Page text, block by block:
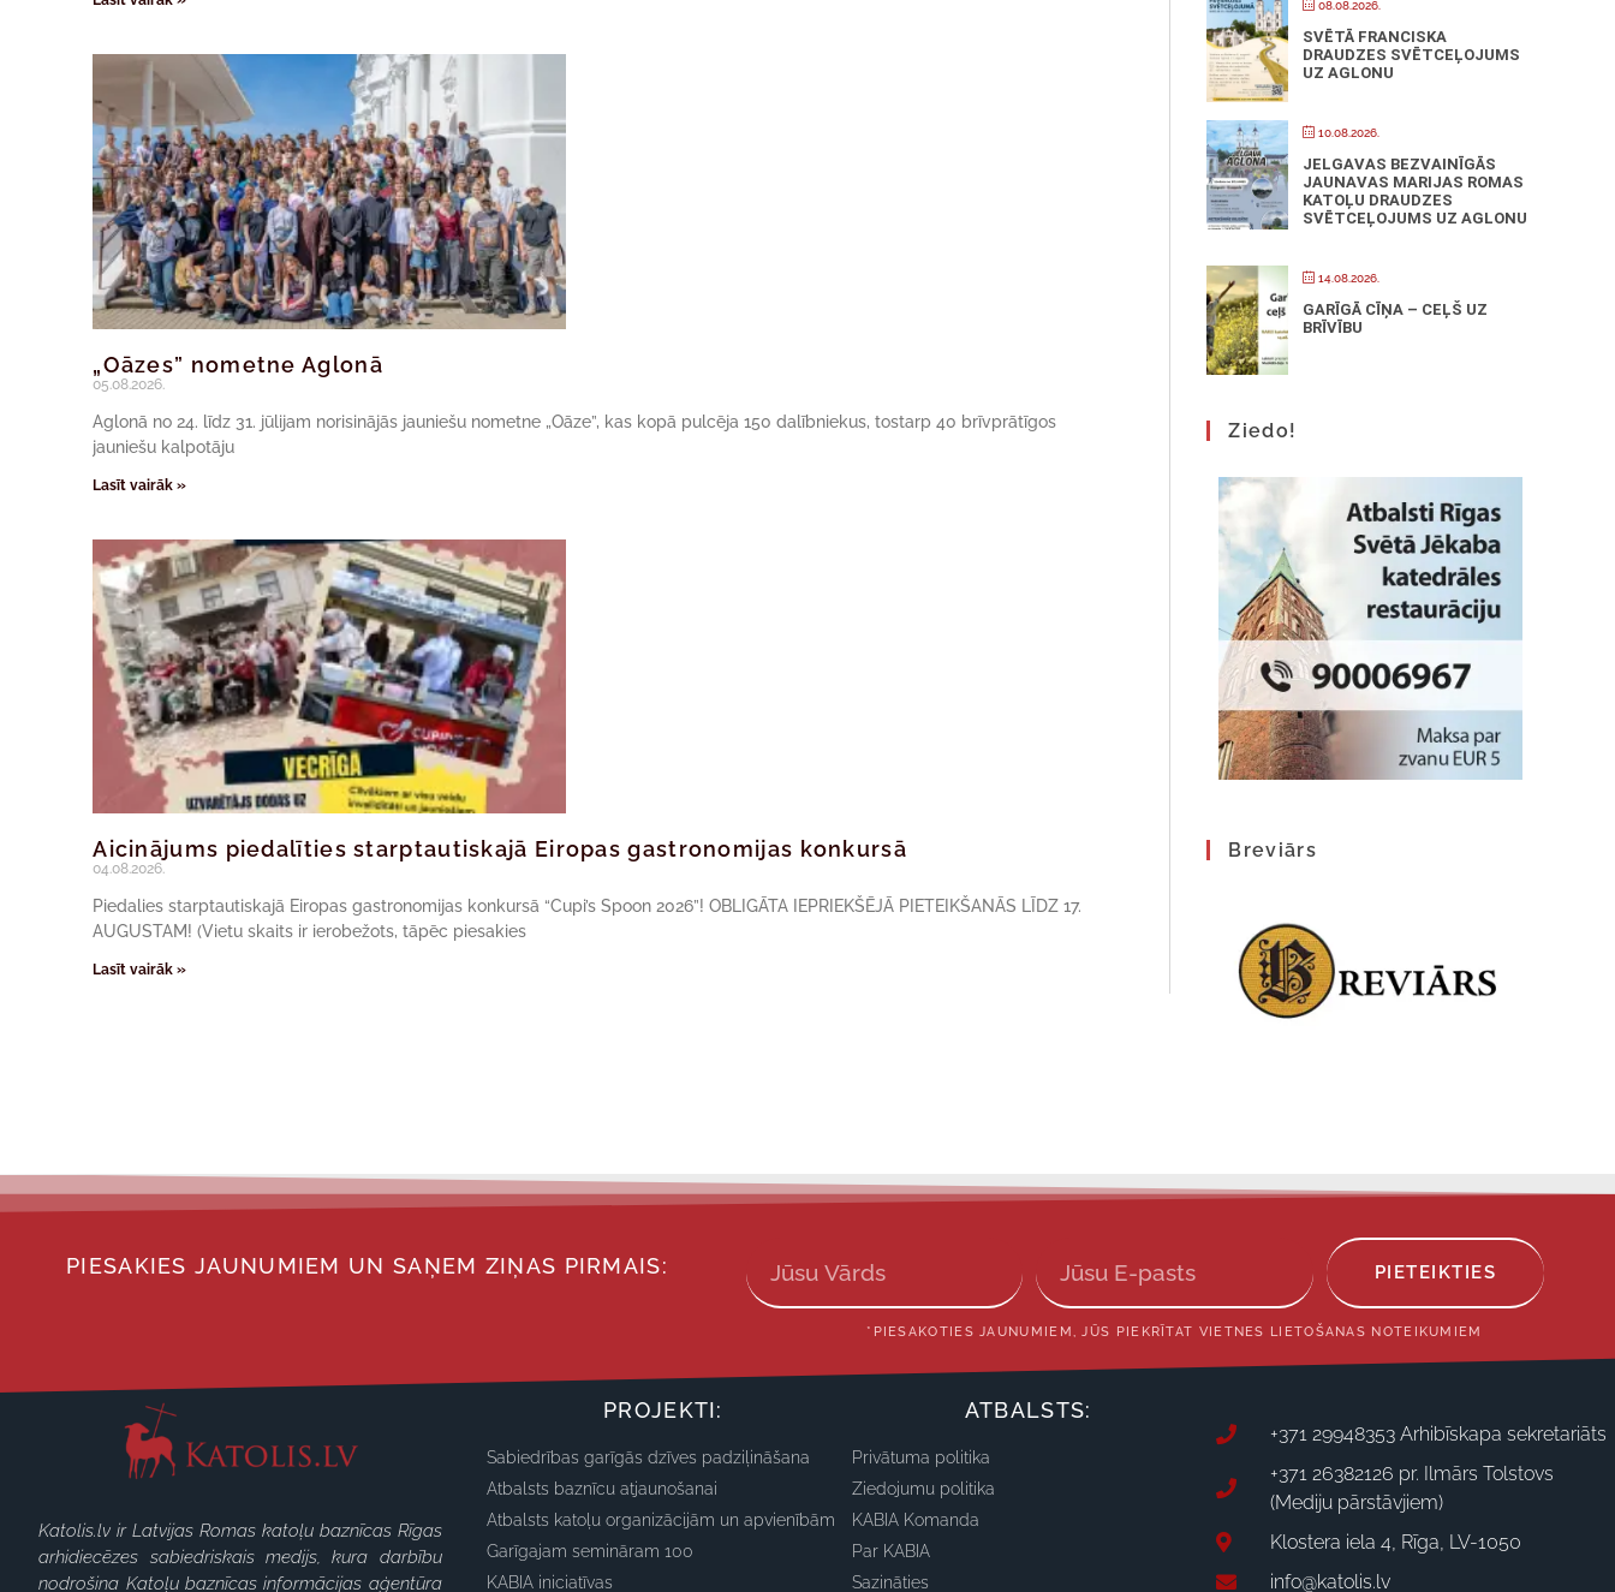
„Oāzes” nometne Aglonā
05.08.2026.
Aglonā no 24. līdz 31. jūlijam norisinājās jauniešu nometne „Oāze”, kas kopā pulcēja 150 dalībniekus, tostarp 40 brīvprātīgos
jauniešu kalpotāju
Lasīt vairāk »
Aicinājums piedalīties starptautiskajā Eiropas gastronomijas konkursā
04.08.2026.
Piedalies starptautiskajā Eiropas gastronomijas konkursā “Cupi’s Spoon 2026”! OBLIGĀTA IEPRIEKŠĒJĀ PIETEIKŠANĀS LĪDZ 17.
AUGUSTAM! (Vietu skaits ir ierobežots, tāpēc piesakies
Lasīt vairāk »
08.08.2026.
SVĒTĀ FRANCISKA
DRAUDZES SVĒTCEĻOJUMS
UZ AGLONU
10.08.2026.
JELGAVAS BEZVAINĪGĀS
JAUNAVAS MARIJAS ROMAS
KATOĻU DRAUDZES
SVĒTCEĻOJUMS UZ AGLONU
14.08.2026.
GARĪGĀ CĪŅA – CEĻŠ UZ
BRĪVĪBU
Ziedo!
Breviārs
PIESAKIES JAUNUMIEM UN SAŅEM ZIŅAS PIRMAIS: PIETEIKTIES
*PIESAKOTIES JAUNUMIEM, JŪS PIEKRĪTAT VIETNES LIETOŠANAS NOTEIKUMIEM
Katolis.lv ir Latvijas Romas katoļu baznīcas Rīgas
arhidiecēzes sabiedriskais medijs, kura darbību
nodrošina Katoļu baznīcas informācijas aģentūra
PROJEKTI:
Sabiedrības garīgās dzīves padziļināšana
Atbalsts baznīcu atjaunošanai
Atbalsts katoļu organizācijām un apvienībām
Garīgajam semināram 100
KABIA iniciatīvas
ATBALSTS:
Privātuma politika
Ziedojumu politika
KABIA Komanda
Par KABIA
Sazināties
+371 29948353 Arhibīskapa sekretariāts
+371 26382126 pr. Ilmārs Tolstovs
(Mediju pārstāvjiem)
Klostera iela 4, Rīga, LV-1050
info@katolis.lv